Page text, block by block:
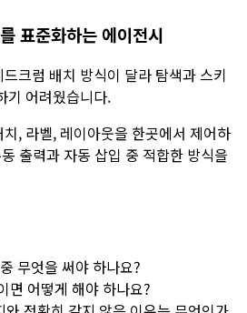
표준화하는 에이전시
크럼 배치 방식이 달라 탐색과 스키
기 어려웠습니다.
치, 라벨, 레이아웃을 한곳에서 제어하
출력과 자동 삽입 중 적합한 방식을
무엇을 써야 하나요?
면 어떻게 해야 하나요?